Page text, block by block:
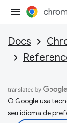
Docs
O Google usa
seu idioma de